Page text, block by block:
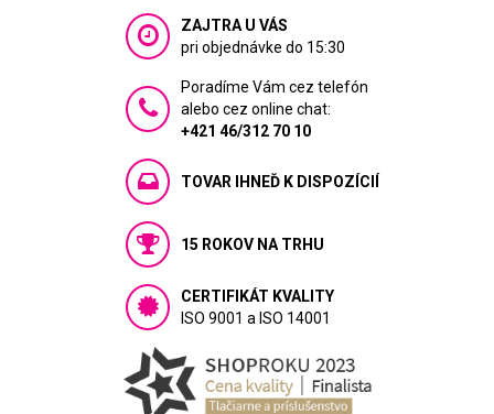
ZAJTRA U VÁS
pri objednávke do 15:30
Poradíme Vám cez telefón
alebo cez online chat:
+421 46/312 70 10
TOVAR IHNEĎ K DISPOZÍCIÍ
15 ROKOV NA TRHU
CERTIFIKÁT KVALITY
ISO 9001 a ISO 14001